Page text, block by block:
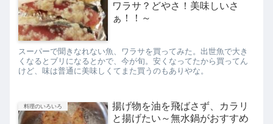
ワラサ？どやさ！美味しいさ
ぁ！！～
スーパーで聞きなれない魚、ワラサを買ってみた。出世魚で大き
くなるとブリになるとかで、今が旬。安くなってたから買ってん
けど、味は普通に美味しくてまた買うのもありやな。
料理のいろいろ
揚げ物を油を飛ばさず、カラリ
と揚げたい～無水鍋がおすすめ